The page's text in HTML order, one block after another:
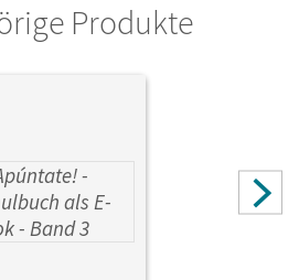
Produkte